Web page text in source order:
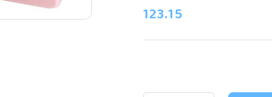
cena:
123.15